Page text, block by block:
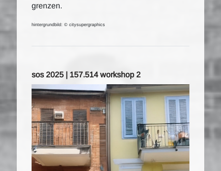
grenzen.
hintergrundbild: © citysupergraphics
sos 2025 | 157.514 workshop 2